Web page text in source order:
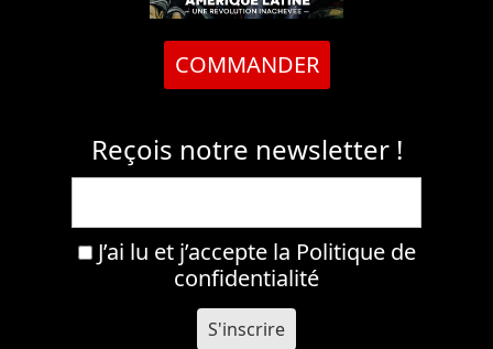
COMMANDER
Reçois notre newsletter !
J’ai lu et j’accepte la Politique de
confidentialité